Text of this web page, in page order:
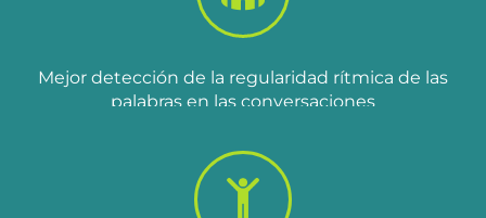
Mejor detección de la regularidad rítmica de las
palabras en las conversaciones